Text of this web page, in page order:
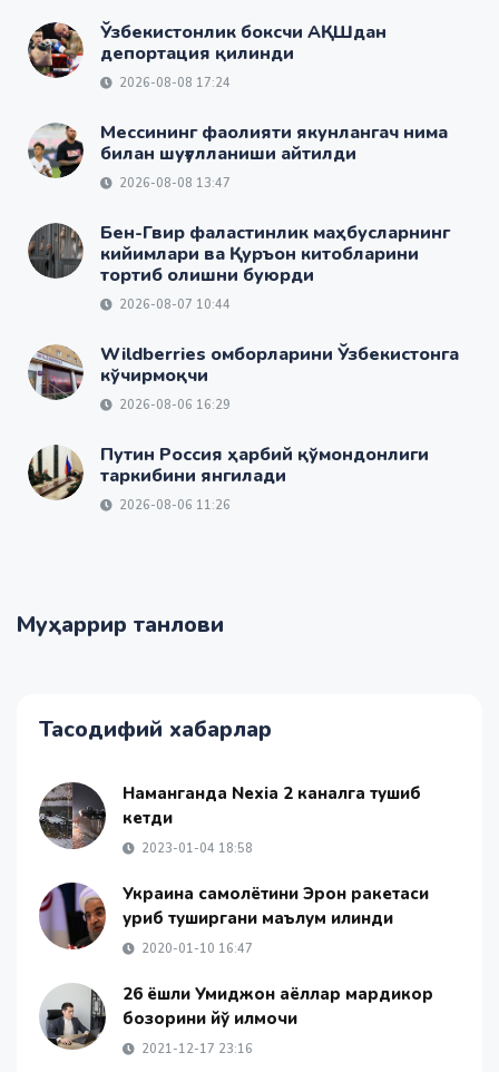
Ўзбекистонлик боксчи АҚШдан
депортация қилинди
2026-08-08 17:24
Мессининг фаолияти якунлангач нима
билан шуғулланиши айтилди
2026-08-08 13:47
Бен-Гвир фаластинлик маҳбусларнинг
кийимлари ва Қуръон китобларини
тортиб олишни буюрди
2026-08-07 10:44
Wildberries омборларини Ўзбекистонга
кўчирмоқчи
2026-08-06 16:29
Путин Россия ҳарбий қўмондонлиги
таркибини янгилади
2026-08-06 11:26
Муҳаррир танлови
Тасодифий хабарлар
Наманганда Nexia 2 каналга тушиб
кетди
2023-01-04 18:58
Украина самолётини Эрон ракетаси
уриб туширгани маълум қилинди
2020-01-10 16:47
26 ёшли Умиджон аёллар мардикор
бозорини йўқ қилмоқчи
2021-12-17 23:16